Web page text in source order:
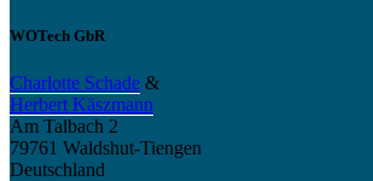
WOTech GbR
Charlotte Schade &
Herbert Käszmann
Am Talbach 2
79761 Waldshut-Tiengen
Deutschland